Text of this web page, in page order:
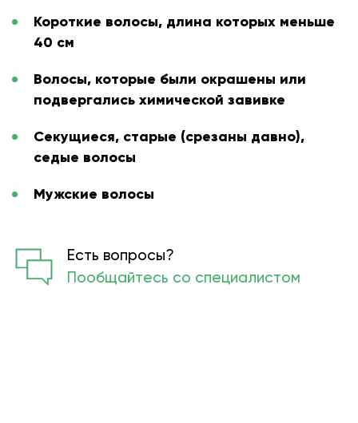
Короткие волосы, длина которых меньше
40 см
Волосы, которые были окрашены или
подвергались химической завивке
Секущиеся, старые (срезаны давно),
седые волосы
Мужские волосы
Есть вопросы?
Пообщайтесь со специалистом